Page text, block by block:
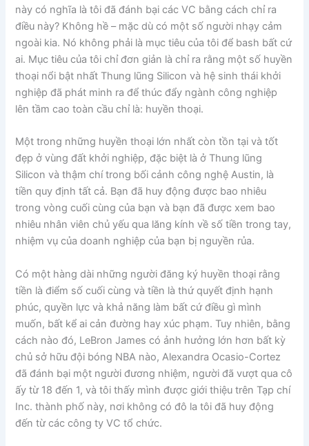
này có nghĩa là tôi đã đánh bại các VC bằng cách chỉ ra
điều này? Không hề – mặc dù có một số người nhạy cảm
ngoài kia. Nó không phải là mục tiêu của tôi để bash bất cứ
ai. Mục tiêu của tôi chỉ đơn giản là chỉ ra rằng một số huyền
thoại nổi bật nhất Thung lũng Silicon và hệ sinh thái khởi
nghiệp đã phát minh ra để thúc đẩy ngành công nghiệp
lên tầm cao toàn cầu chỉ là: huyền thoại.
Một trong những huyền thoại lớn nhất còn tồn tại và tốt
đẹp ở vùng đất khởi nghiệp, đặc biệt là ở Thung lũng
Silicon và thậm chí trong bối cảnh công nghệ Austin, là
tiền quy định tất cả. Bạn đã huy động được bao nhiêu
trong vòng cuối cùng của bạn và bạn đã được xem bao
nhiêu nhân viên chủ yếu qua lăng kính về số tiền trong tay,
nhiệm vụ của doanh nghiệp của bạn bị nguyền rủa.
Có một hàng dài những người đăng ký huyền thoại rằng
tiền là điểm số cuối cùng và tiền là thứ quyết định hạnh
phúc, quyền lực và khả năng làm bất cứ điều gì mình
muốn, bất kể ai cản đường hay xúc phạm. Tuy nhiên, bằng
cách nào đó, LeBron James có ảnh hưởng lớn hơn bất kỳ
chủ sở hữu đội bóng NBA nào, Alexandra Ocasio-Cortez
đã đánh bại một người đương nhiệm, người đã vượt qua cô
ấy từ 18 đến 1, và tôi thấy mình được giới thiệu trên Tạp chí
Inc. thành phố này, nơi không có đô la tôi đã huy động
đến từ các công ty VC tổ chức.